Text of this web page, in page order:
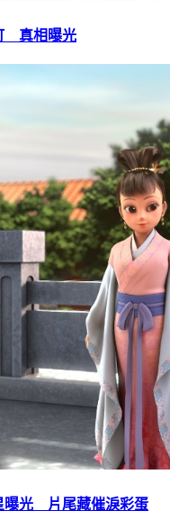
真相曝光
曝光 片尾藏催淚彩蛋